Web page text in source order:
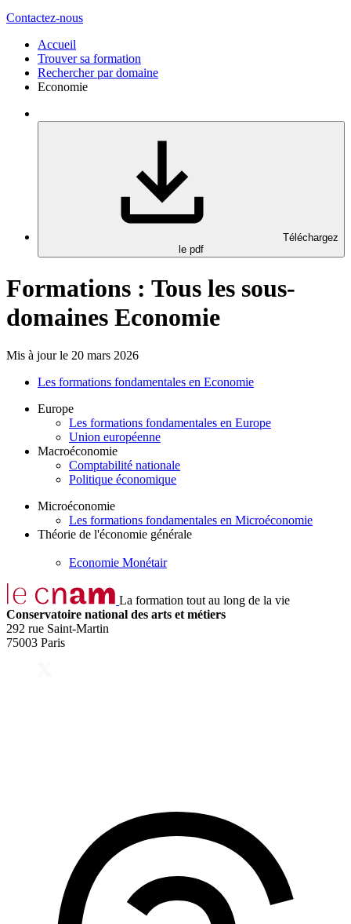
Contactez-nous
Accueil
Trouver sa formation
Rechercher par domaine
Economie
Téléchargez
le pdf
Formations : Tous les sous-
domaines Economie
Mis à jour le 20 mars 2026
Les formations fondamentales en Economie
Europe
Les formations fondamentales en Europe
Union européenne
Macroéconomie
Comptabilité nationale
Politique économique
Microéconomie
Les formations fondamentales en Microéconomie
Théorie de l'économie générale
Economie Monétair
La formation tout au long de la vie
Conservatoire national des arts et métiers
292 rue Saint-Martin
75003 Paris